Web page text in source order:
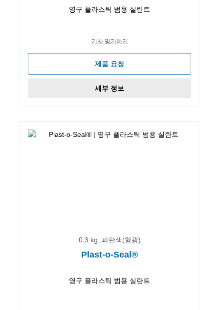
영구 플라스틱 범용 실란트
기사 평가하기
제품 요청
세부 정보
0,3 kg, 파란색(형광)
Plast-o-Seal®
영구 플라스틱 범용 실란트